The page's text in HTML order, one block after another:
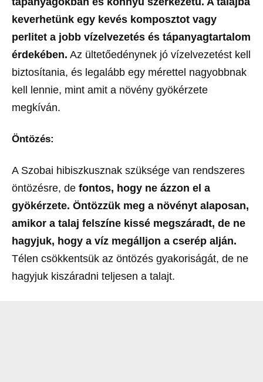
keverhetünk egy kevés komposztot vagy
perlitet a jobb vízelvezetés és tápanyagtartalom
érdekében. Az ültetőedénynek jó vízelvezetést kell
biztosítania, és legalább egy mérettel nagyobbnak
kell lennie, mint amit a növény gyökérzete
megkíván.
Öntözés:
A Szobai hibiszkusznak szüksége van rendszeres
öntözésre, de fontos, hogy ne ázzon el a
gyökérzete. Öntözzük meg a növényt alaposan,
amikor a talaj felszíne kissé megszáradt, de ne
hagyjuk, hogy a víz megálljon a cserép alján.
Télen csökkentsük az öntözés gyakoriságát, de ne
hagyjuk kiszáradni teljesen a talajt.